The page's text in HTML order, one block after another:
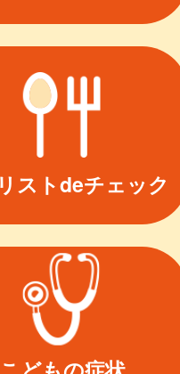
ストdeチェック